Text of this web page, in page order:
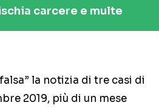
carcere e multe
la notizia di tre casi di
2019, più di un mese